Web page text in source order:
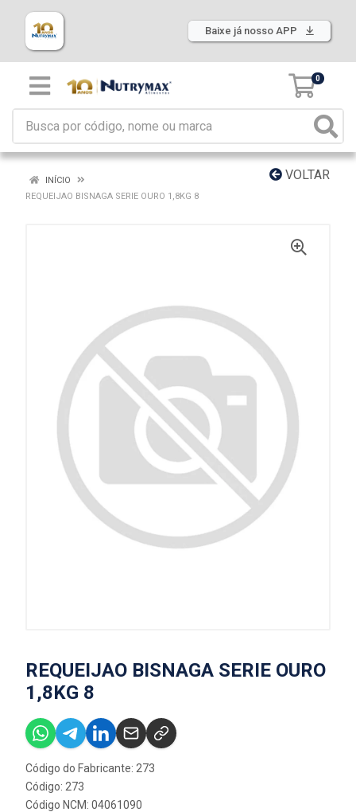
Baixe já nosso APP
0
VOLTAR
INÍCIO
REQUEIJAO BISNAGA SERIE OURO 1,8KG 8
REQUEIJAO BISNAGA SERIE OURO
1,8KG 8
Código do Fabricante: 273
Código: 273
Código NCM: 04061090